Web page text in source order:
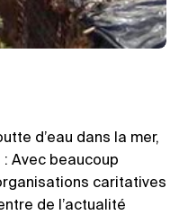
d’eau dans la mer,
Avec beaucoup
caritatives
de l’actualité